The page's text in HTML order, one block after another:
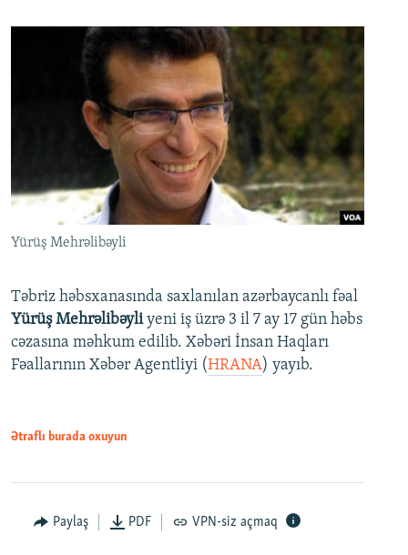
Yürüş Mehrəlibəyli
Təbriz həbsxanasında saxlanılan azərbaycanlı fəal
Yürüş Mehrəlibəyliyeni iş üzrə 3 il 7 ay 17 gün həbs
cəzasına məhkum edilib. Xəbəri İnsan Haqları
Fəallarının Xəbər Agentliyi (HRANA) yayıb.
Ətraflı burada oxuyun
Paylaş PDF VPN-siz açmaq